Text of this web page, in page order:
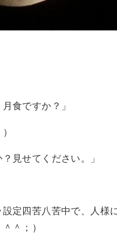
食ですか？」
見せてください。」
設定四苦八苦中で、人様
＾；）